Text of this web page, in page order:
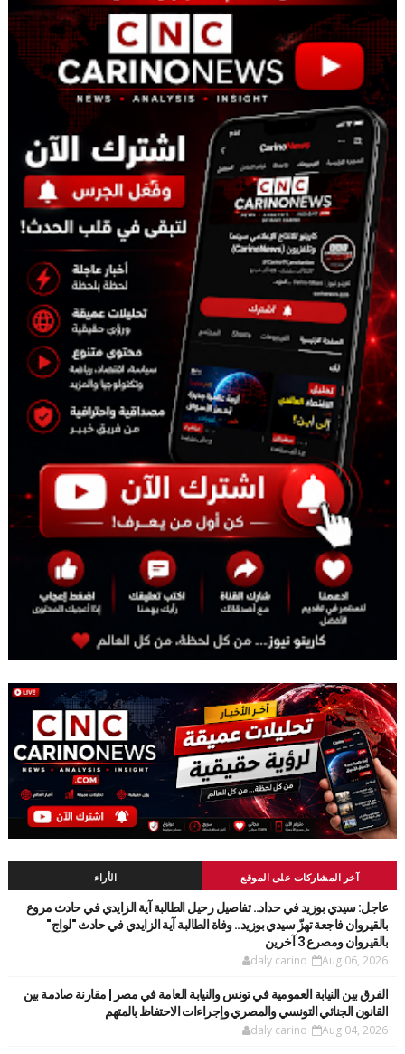
آخر المشاركات على الموقع الأراء
عاجل: سيدي بوزيد في حداد.. تفاصيل رحيل الطالبة آية الزايدي في حادث مروع
بالقيروان فاجعة تهزّ سيدي بوزيد.. وفاة الطالبة آية الزايدي في حادث "لواج"
بالقيروان ومصرع 3 آخرين
daly carino Aug 06, 2026
الفرق بين النيابة العمومية في تونس والنيابة العامة في مصر | مقارنة صادمة بين
القانون الجنائي التونسي والمصري وإجراءات الاحتفاظ بالمتهم
daly carino Aug 04, 2026